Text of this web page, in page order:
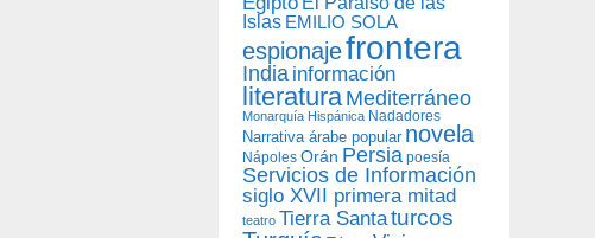
Islas EMILIO SOLA
espionajefrontera
India información
literatura Mediterráneo
Monarquía Hispánica Nadadores
Narrativa árabe popular novela
Nápoles Orán Persia poesía
Servicios de Información
siglo XVII primera mitad
teatro Tierra Santaturcos